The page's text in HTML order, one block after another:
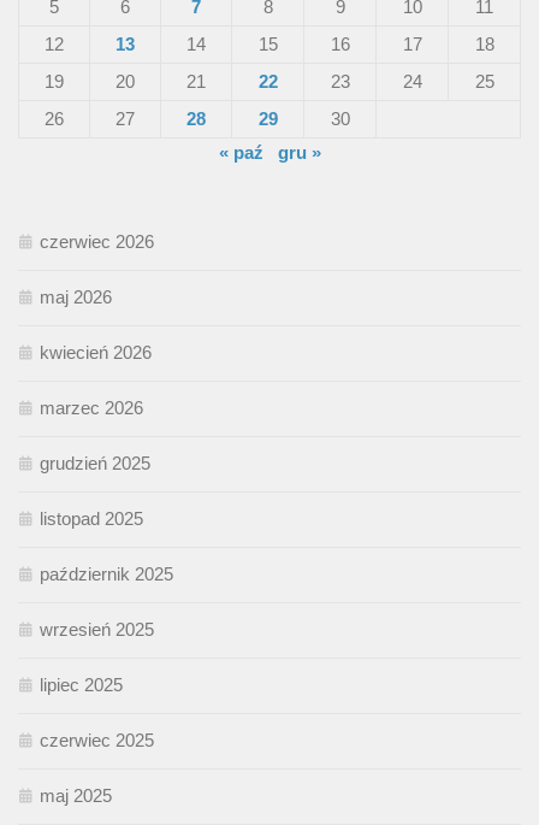
5 6 7 8 9 10
11
12
13 14 15 16 17
18
19
20 21 22 23 24
25
26
27 28 29
30
« paź
gru »
czerwiec 2026
maj 2026
kwiecień 2026
marzec 2026
grudzień 2025
listopad 2025
październik 2025
wrzesień 2025
lipiec 2025
czerwiec 2025
maj 2025